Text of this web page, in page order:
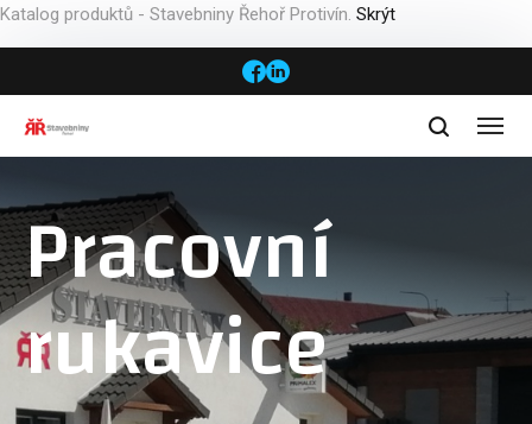
Katalog produktů - Stavebniny Řehoř Protivín. Skrýt
Pracovní
rukavice